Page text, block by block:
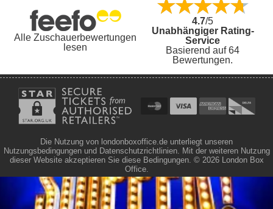
Alle Zuschauerbewertungen
lesen
4.7/5
Unabhängiger Rating-
Service
Basierend auf 64
Bewertungen.
Die Nutzung von londonboxoffice.de unterliegt unseren
Nutzungsbedingungen und Datenschutzrichtlinien. Mit der weiteren Nutzung
dieser Website akzeptieren Sie diese Bedingungen. © 2026 London Box
Office.